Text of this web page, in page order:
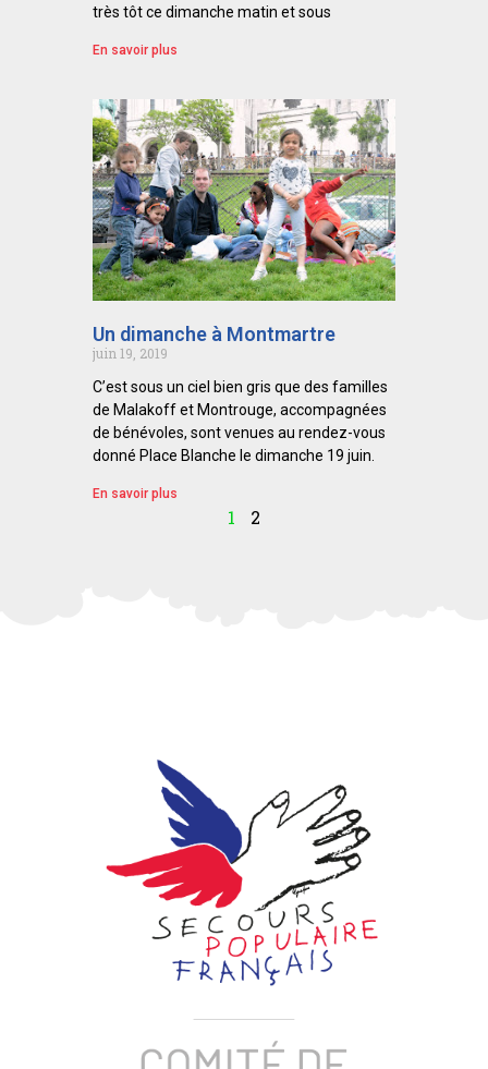
très tôt ce dimanche matin et sous
En savoir plus
Un dimanche à Montmartre
juin 19, 2019
C’est sous un ciel bien gris que des familles
de Malakoff et Montrouge, accompagnées
de bénévoles, sont venues au rendez-vous
donné Place Blanche le dimanche 19 juin.
En savoir plus
1 2